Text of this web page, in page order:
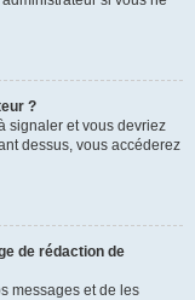
?
signaler et vous devriez
dessus, vous accéderez
de rédaction de
messages et de les